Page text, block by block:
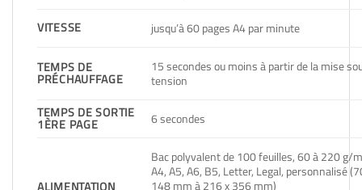
VITESSE jusqu’à 60 pages A4 par minute
TEMPS DE
PRÉCHAUFFAGE
15 secondes ou moins à partir de la mise
tension
TEMPS DE SORTIE
1ÈRE PAGE 6 secondes
Bac polyvalent de 100 feuilles, 60 à 220 g/
A4, A5, A6, B5, Letter, Legal, personnalisé
148 mm à 216 x 356 mm)